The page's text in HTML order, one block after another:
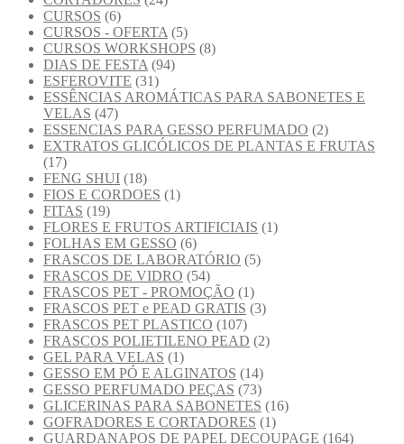
CURSOS (6)
CURSOS - OFERTA (5)
CURSOS WORKSHOPS (8)
DIAS DE FESTA (94)
ESFEROVITE (31)
ESSÊNCIAS AROMÁTICAS PARA SABONETES E
VELAS (47)
ESSENCIAS PARA GESSO PERFUMADO (2)
EXTRATOS GLICÓLICOS DE PLANTAS E FRUTAS
(17)
FENG SHUI (18)
FIOS E CORDOES (1)
FITAS (19)
FLORES E FRUTOS ARTIFICIAIS (1)
FOLHAS EM GESSO (6)
FRASCOS DE LABORATÓRIO (5)
FRASCOS DE VIDRO (54)
FRASCOS PET - PROMOÇÃO (1)
FRASCOS PET e PEAD GRATIS (3)
FRASCOS PET PLASTICO (107)
FRASCOS POLIETILENO PEAD (2)
GEL PARA VELAS (1)
GESSO EM PÓ E ALGINATOS (14)
GESSO PERFUMADO PEÇAS (73)
GLICERINAS PARA SABONETES (16)
GOFRADORES E CORTADORES (1)
GUARDANAPOS DE PAPEL DECOUPAGE (164)